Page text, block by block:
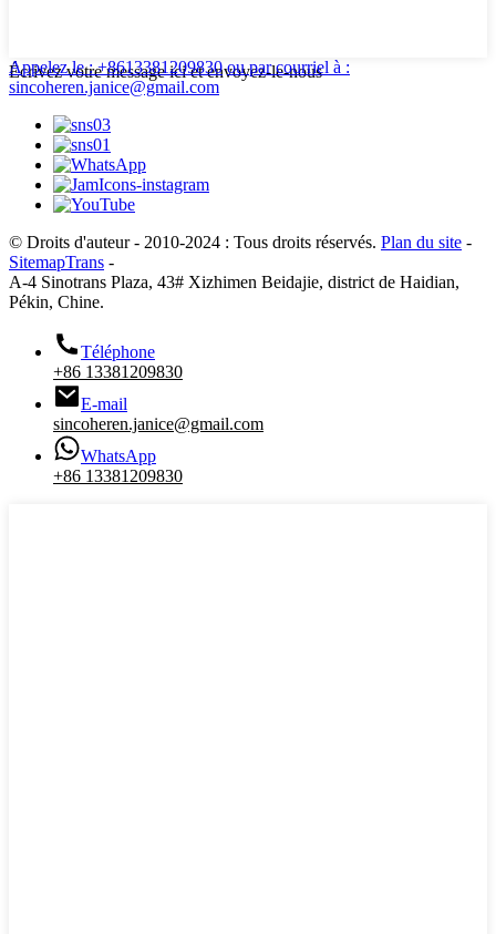
Écrivez votre message ici et envoyez-le-nous
Appelez le : +8613381209830 ou par courriel à :
sincoheren.janice@gmail.com
© Droits d'auteur - 2010-2024 : Tous droits réservés. Plan du site -
SitemapTrans -
A-4 Sinotrans Plaza, 43# Xizhimen Beidajie, district de Haidian,
Pékin, Chine.
Téléphone
+86 13381209830
E-mail
sincoheren.janice@gmail.com
WhatsApp
+86 13381209830